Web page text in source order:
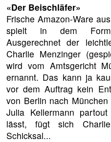
«Der Beischläfer»
Frische Amazon-Ware
spielt in dem
Ausgerechnet der
Charlie Menzinger
wird vom Amtsgericht
ernannt. Das kann ja
vor dem Auftrag kein
von Berlin nach
Julia Kellermann
lässt, fügt sich
Schicksal...